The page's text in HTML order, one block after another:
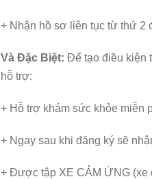
+ Nhận hồ sơ liên tục từ thứ 2
Và Đặc Biệt: Để tạo điều kiện
hỗ trợ:
+ Hỗ trợ khám sức khỏe miễn
+ Ngay sau khi đăng ký sẽ
+ Được tập XE CẢM ỨNG (xe